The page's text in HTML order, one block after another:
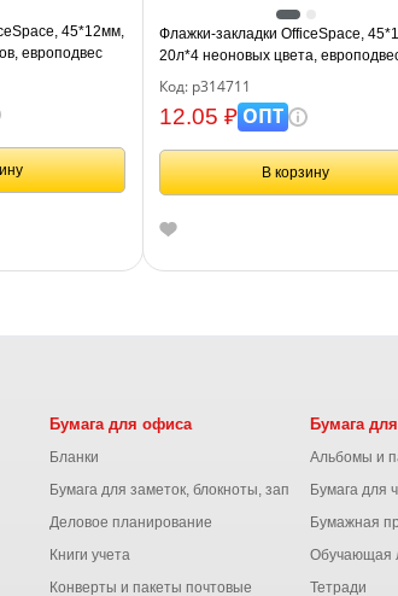
45*12мм,
европодвес
Флажки-закладки OfficeSpace,
20л*4 неоновых цвета,
Код: р314711
12.05 ₽ОПТ
В корзину
Бумага для офиса
Бланки
Бумага для заметок, блокноты, записные книжки
Деловое планирование
Книги учета
Конверты и пакеты почтовые
Бумага
Альбомы и
Бумага для
Бумажная
Обучающая
Тетради